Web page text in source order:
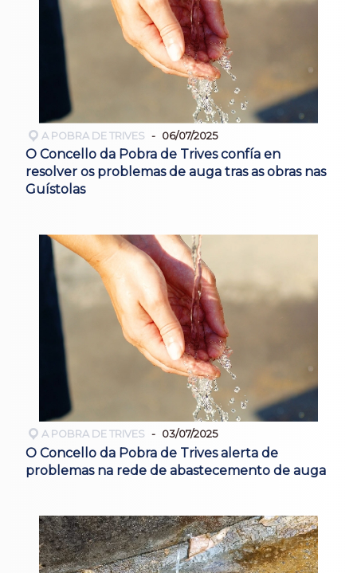
A POBRA DE TRIVES 06/07/2025
O Concello da Pobra de Trives confía en
resolver os problemas de auga tras as obras nas
Guístolas
A POBRA DE TRIVES 03/07/2025
O Concello da Pobra de Trives alerta de
problemas na rede de abastecemento de auga